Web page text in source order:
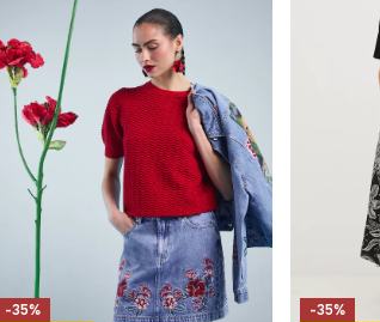
-35%
-35%